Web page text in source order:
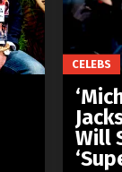
CELEBS
Will